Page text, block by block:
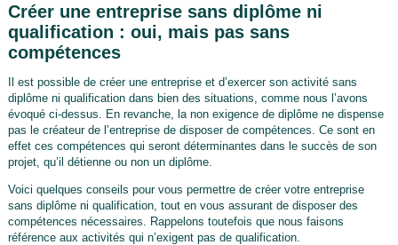
Créer une entreprise sans diplôme ni
qualification : oui, mais pas sans
compétences
Il est possible de créer une entreprise et d’exercer son activité sans
diplôme ni qualification dans bien des situations, comme nous l’avons
évoqué ci-dessus. En revanche, la non exigence de diplôme ne dispense
pas le créateur de l’entreprise de disposer de compétences. Ce sont en
effet ces compétences qui seront déterminantes dans le succès de son
projet, qu’il détienne ou non un diplôme.
Voici quelques conseils pour vous permettre de créer votre entreprise
sans diplôme ni qualification, tout en vous assurant de disposer des
compétences nécessaires. Rappelons toutefois que nous faisons
référence aux activités qui n’exigent pas de qualification.